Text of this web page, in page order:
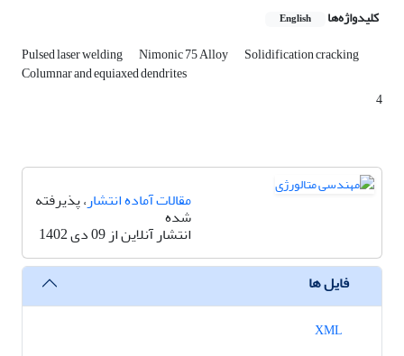
کلیدواژه‌ها English
Pulsed laser welding Nimonic 75 Alloy Solidification cracking
Columnar and equiaxed dendrites
4
مقالات آماده انتشار، پذیرفته
شده
انتشار آنلاین از 09 دی 1402
فایل ها